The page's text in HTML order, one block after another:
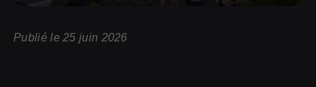
Publié le 25 juin 2026